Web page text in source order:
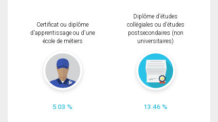
Certificat ou diplôme
d'apprentissage ou d'une
école de métiers
5.03 %
Diplôme d'études
collégiales ou d'études
postsecondaires (non
universitaires)
13.46 %